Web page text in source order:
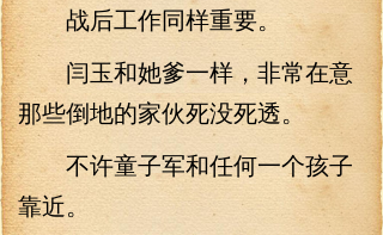
战后工作同样重要。
闫玉和她爹一样，非常在意
那些倒地的家伙死没死透。
不许童子军和任何一个孩子
靠近。